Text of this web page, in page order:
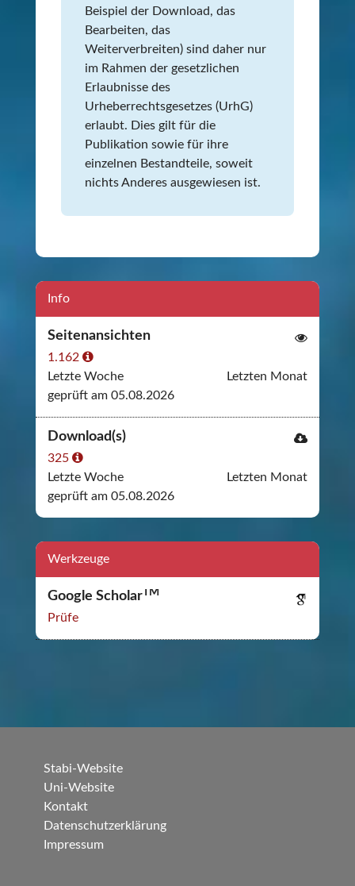
Beispiel der Download, das
Bearbeiten, das
Weiterverbreiten) sind daher nur
im Rahmen der gesetzlichen
Erlaubnisse des
Urheberrechtsgesetzes (UrhG)
erlaubt. Dies gilt für die
Publikation sowie für ihre
einzelnen Bestandteile, soweit
nichts Anderes ausgewiesen ist.
Info
Seitenansichten
1.162
Letzte Woche
Letzten Monat
geprüft am 05.08.2026
Download(s)
325
Letzte Woche
Letzten Monat
geprüft am 05.08.2026
Werkzeuge
Google Scholar TM
Prüfe
Stabi-Website
Uni-Website
Kontakt
Datenschutzerklärung
Impressum